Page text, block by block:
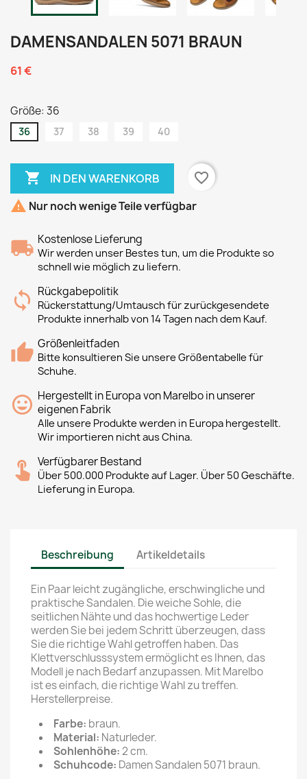
DAMENSANDALEN 5071 BRAUN
61 €
Größe: 36
36 37 38 39 40
 IN DEN WARENKORB
favorite_border
 Nur noch wenige Teile verfügbar
Kostenlose Lieferung
Wir werden unser Bestes tun, um die Produkte so
schnell wie möglich zu liefern.
Rückgabepolitik
Rückerstattung/Umtausch für zurückgesendete
Produkte innerhalb von 14 Tagen nach dem Kauf.
Größenleitfaden
Bitte konsultieren Sie unsere Größentabelle für
Schuhe.
Hergestellt in Europa von Marelbo in unserer
eigenen Fabrik
Alle unsere Produkte werden in Europa hergestellt.
Wir importieren nicht aus China.
Verfügbarer Bestand
Über 500.000 Produkte auf Lager. Über 50 Geschäfte.
Lieferung in Europa.
Beschreibung Artikeldetails
Ein Paar leicht zugängliche, erschwingliche und
praktische Sandalen. Die weiche Sohle, die
seitlichen Nähte und das hochwertige Leder
werden Sie bei jedem Schritt überzeugen, dass
Sie die richtige Wahl getroffen haben. Das
Klettverschlusssystem ermöglicht es Ihnen, das
Modell je nach Bedarf anzupassen. Mit Marelbo
ist es einfach, die richtige Wahl zu treffen.
Herstellerpreise.
Farbe: braun.
Material: Naturleder.
Sohlenhöhe:2 cm.
Schuhcode: Damen Sandalen 5071 braun.